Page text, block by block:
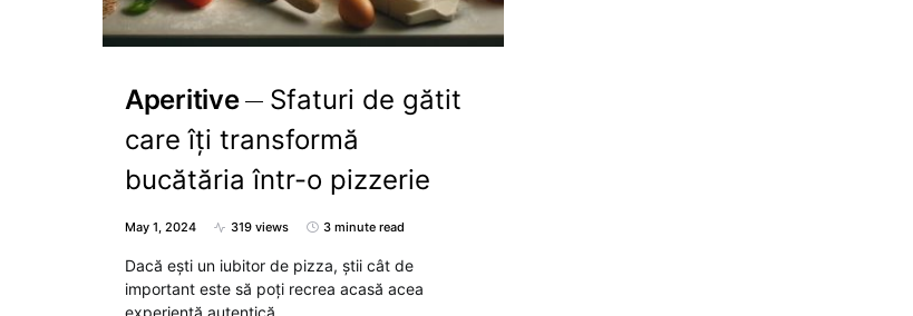
Aperitive
Sfaturi de gătit
care îți transformă
bucătăria într-o pizzerie
May 1, 2024 319 views 3 minute read
Dacă ești un iubitor de pizza, știi cât de
important este să poți recrea acasă acea
experiență autentică…